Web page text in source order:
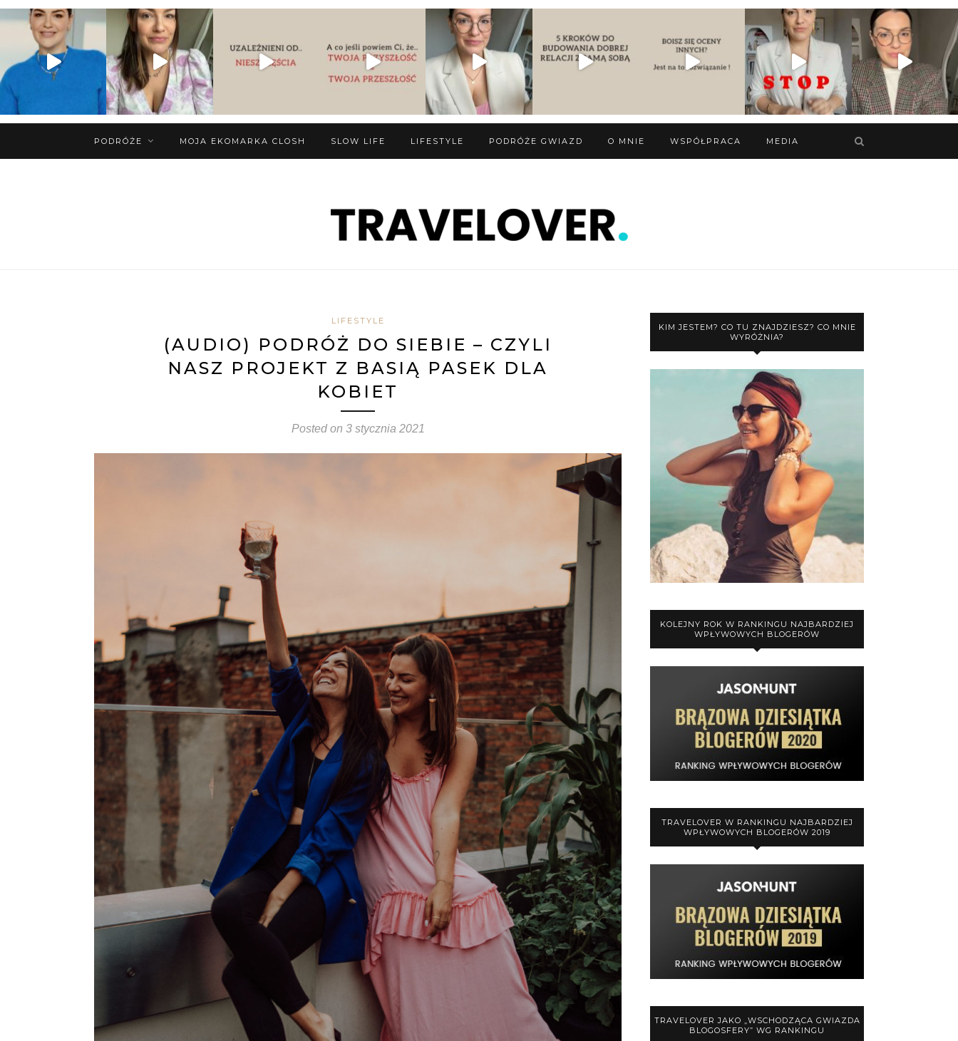
PODRÓŻE MOJA EKOMARKA CLOSH SLOW LIFE LIFESTYLE PODRÓŻE GWIAZD O MNIE WSPÓŁPRACA MEDIA
LIFESTYLE
(AUDIO) PODRÓŻ DO SIEBIE – CZYLI
NASZ PROJEKT Z BASIĄ PASEK DLA
KOBIET
Posted on 3 stycznia 2021
KIM JESTEM? CO TU ZNAJDZIESZ? CO MNIE
WYRÓŻNIA?
KOLEJNY ROK W RANKINGU NAJBARDZIEJ
WPŁYWOWYCH BLOGERÓW
TRAVELOVER W RANKINGU NAJBARDZIEJ
WPŁYWOWYCH BLOGERÓW 2019
TRAVELOVER JAKO „WSCHODZĄCA GWIAZDA
BLOGOSFERY” WG RANKINGU